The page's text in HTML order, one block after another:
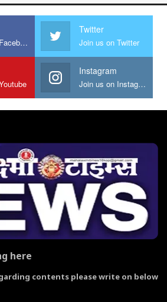
Join us on Facebook
Twitter
Join us on Twitter
Instagram
Join us on Instagram
here
contents please write on below